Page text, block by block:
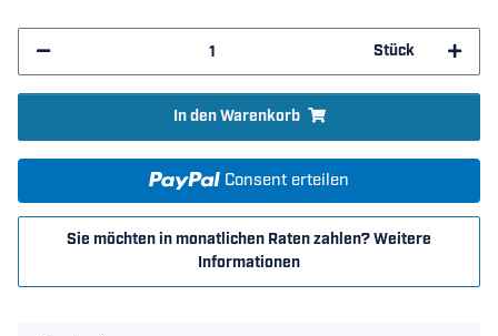
Stück
In den Warenkorb
Consent erteilen
Sie möchten in monatlichen Raten zahlen?Weitere
Informationen